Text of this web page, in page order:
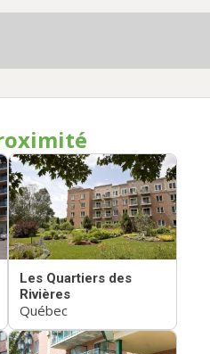
Les Quartiers des
Rivières
Québec